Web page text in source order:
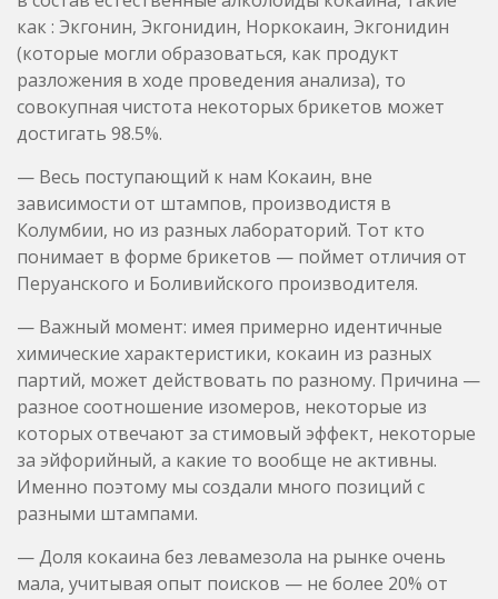
— Весь поступающий к нам Кокаин, вне
зависимости от штампов, производистя в
Колумбии, но из разных лабораторий. Тот кто
понимает в форме брикетов — поймет отличия от
Перуанского и Боливийского производителя.
— Важный момент: имея примерно идентичные
химические характеристики, кокаин из разных
партий, может действовать по разному. Причина —
разное соотношение изомеров, некоторые из
которых отвечают за стимовый эффект, некоторые
за эйфорийный, а какие то вообще не активны.
Именно поэтому мы создали много позиций с
разными штампами.
— Доля кокаина без левамезола на рынке очень
мала, учитывая опыт поисков — не более 20% от
общего обьема, в лучшем случае. Самая главная
проблема — все производители разбавляют им
товар еще на стадии производства, в основном для
усиления эффекта, а так же для финансовой выгоды
конечно же.